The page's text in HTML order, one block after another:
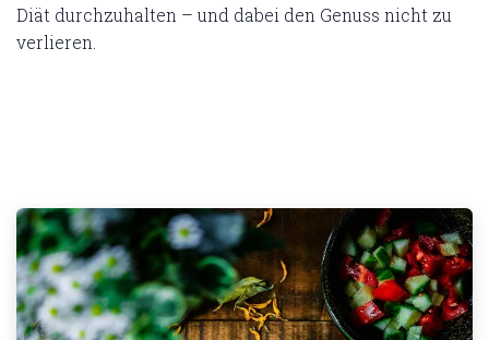
Diät durchzuhalten – und dabei den Genuss nicht zu
verlieren.